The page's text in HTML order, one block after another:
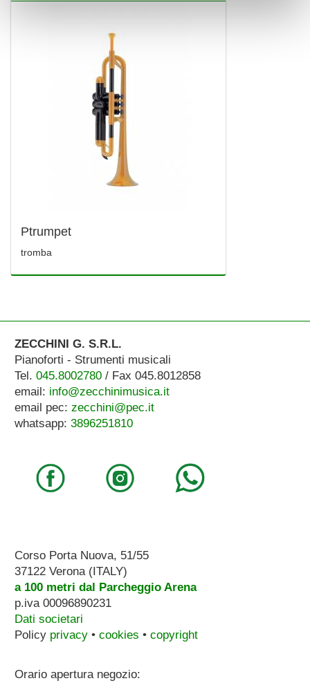
Ptrumpet
tromba
ZECCHINI G. S.R.L.
Pianoforti - Strumenti musicali
Tel. 045.8002780/ Fax 045.8012858
email: info@zecchinimusica.it
email pec: zecchini@pec.it
whatsapp: 3896251810
Corso Porta Nuova, 51/55
37122 Verona (ITALY)
a 100 metri dal Parcheggio Arena
p.iva 00096890231
Dati societari
Policy privacy• cookies • copyright
Orario apertura negozio: